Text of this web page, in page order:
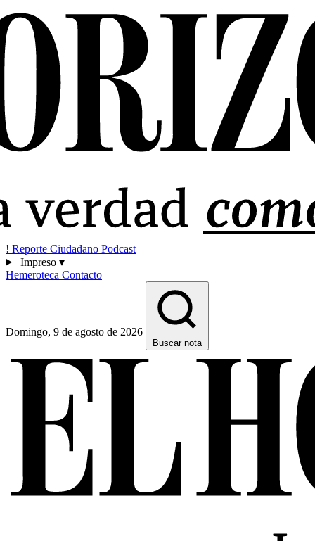
! Reporte Ciudadano Podcast
Impreso ▾
Hemeroteca Contacto
Domingo, 9 de agosto de 2026
Buscar nota